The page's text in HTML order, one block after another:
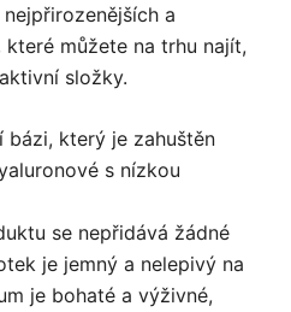
a
můžete na trhu najít,
složky.
bázi, který je zahuštěn
s nízkou
se nepřidává žádné
je jemný a nelepivý na
je bohaté a výživné,